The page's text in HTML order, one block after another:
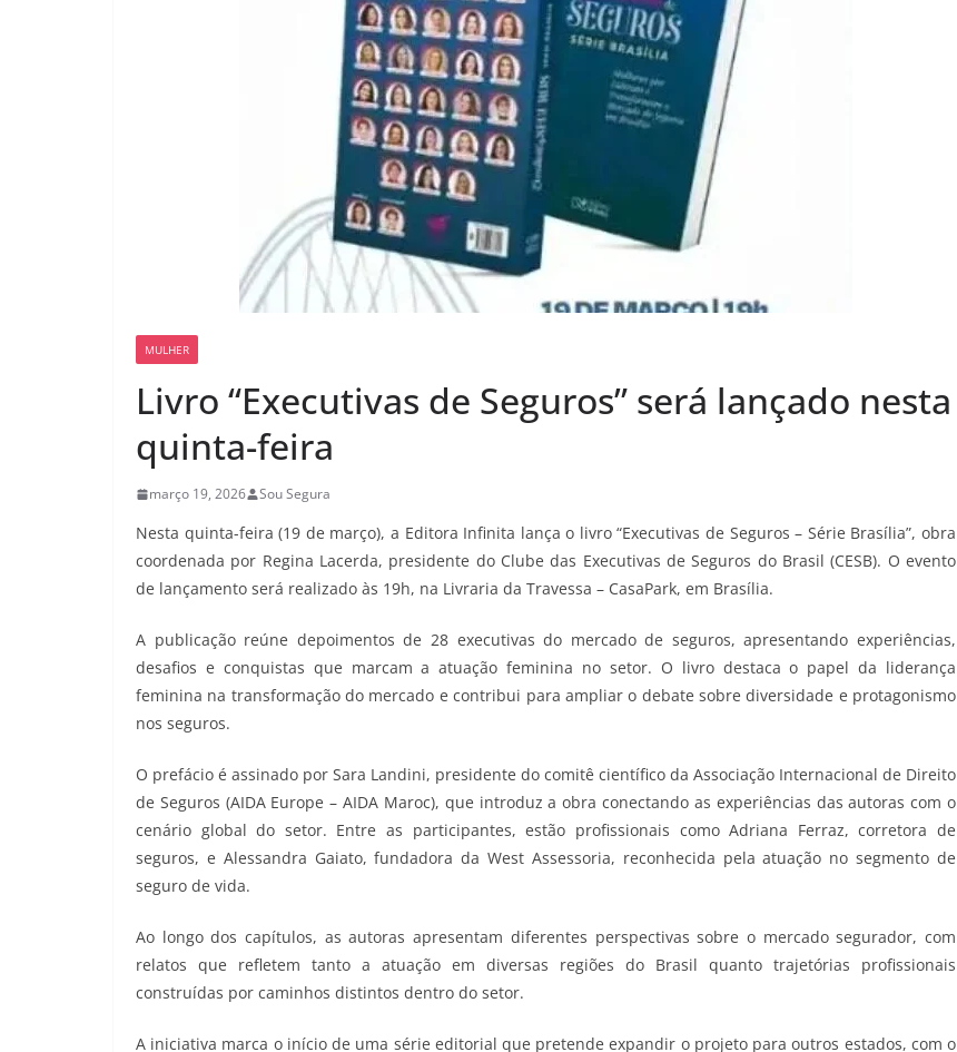
MULHER
Livro “Executivas de Seguros” será lançado nesta
quinta-feira
março 19, 2026 Sou Segura
Nesta quinta-feira (19 de março), a Editora Infinita lança o livro “Executivas de Seguros – Série Brasília”, obra
coordenada por Regina Lacerda, presidente do Clube das Executivas de Seguros do Brasil (CESB). O evento
de lançamento será realizado às 19h, na Livraria da Travessa – CasaPark, em Brasília.
A publicação reúne depoimentos de 28 executivas do mercado de seguros, apresentando experiências,
desafios e conquistas que marcam a atuação feminina no setor. O livro destaca o papel da liderança
feminina na transformação do mercado e contribui para ampliar o debate sobre diversidade e protagonismo
nos seguros.
O prefácio é assinado por Sara Landini, presidente do comitê científico da Associação Internacional de Direito
de Seguros (AIDA Europe – AIDA Maroc), que introduz a obra conectando as experiências das autoras com o
cenário global do setor. Entre as participantes, estão profissionais como Adriana Ferraz, corretora de
seguros, e Alessandra Gaiato, fundadora da West Assessoria, reconhecida pela atuação no segmento de
seguro de vida.
Ao longo dos capítulos, as autoras apresentam diferentes perspectivas sobre o mercado segurador, com
relatos que refletem tanto a atuação em diversas regiões do Brasil quanto trajetórias profissionais
construídas por caminhos distintos dentro do setor.
A iniciativa marca o início de uma série editorial que pretende expandir o projeto para outros estados, com o